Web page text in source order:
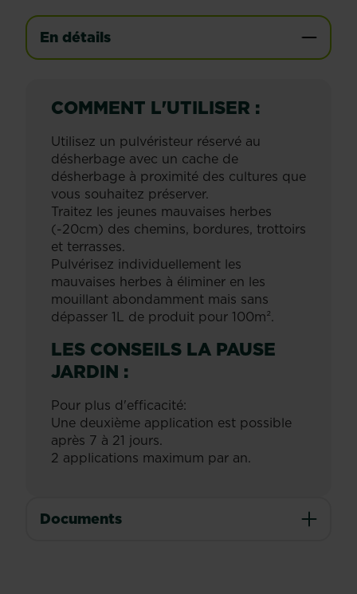
En détails
COMMENT L'UTILISER :
Utilisez un pulvéristeur réservé au
désherbage avec un cache de
désherbage à proximité des cultures que
vous souhaitez préserver.
Traitez les jeunes mauvaises herbes
(-20cm) des chemins, bordures, trottoirs
et terrasses.
Pulvérisez individuellement les
mauvaises herbes à éliminer en les
mouillant abondamment mais sans
dépasser 1L de produit pour 100m².
LES CONSEILS LA PAUSE
JARDIN :
Pour plus d'efficacité:
Une deuxième application est possible
après 7 à 21 jours.
2 applications maximum par an.
Documents